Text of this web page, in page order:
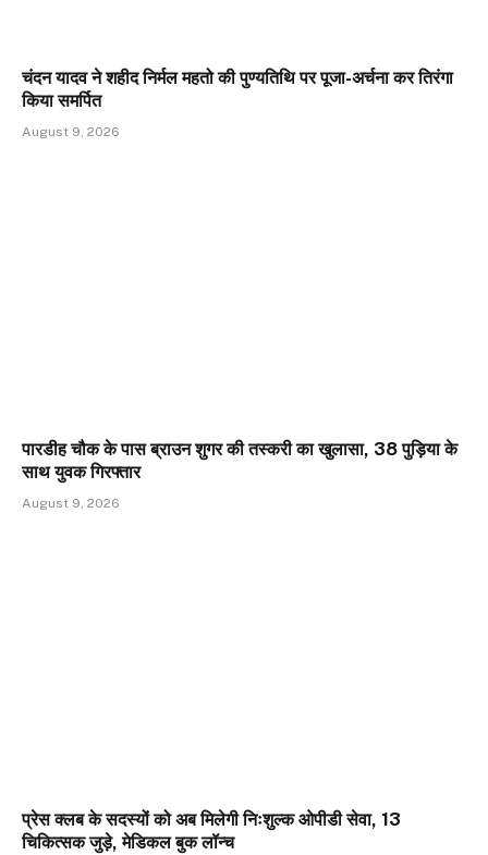
चंदन यादव ने शहीद निर्मल महतो की पुण्यतिथि पर पूजा-अर्चना कर तिरंगा
किया समर्पित
August 9, 2026
पारडीह चौक के पास ब्राउन शुगर की तस्करी का खुलासा, 38 पुड़िया के
साथ युवक गिरफ्तार
August 9, 2026
प्रेस क्लब के सदस्यों को अब मिलेगी निःशुल्क ओपीडी सेवा, 13
चिकित्सक जुड़े, मेडिकल बुक लॉन्च